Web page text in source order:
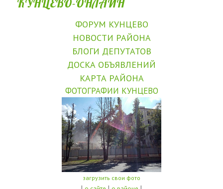
ФОРУМ КУНЦЕВО
НОВОСТИ РАЙОНА
БЛОГИ ДЕПУТАТОВ
ДОСКА ОБЪЯВЛЕНИЙ
КАРТА РАЙОНА
ФОТОГРАФИИ КУНЦЕВО
загрузить свои фото